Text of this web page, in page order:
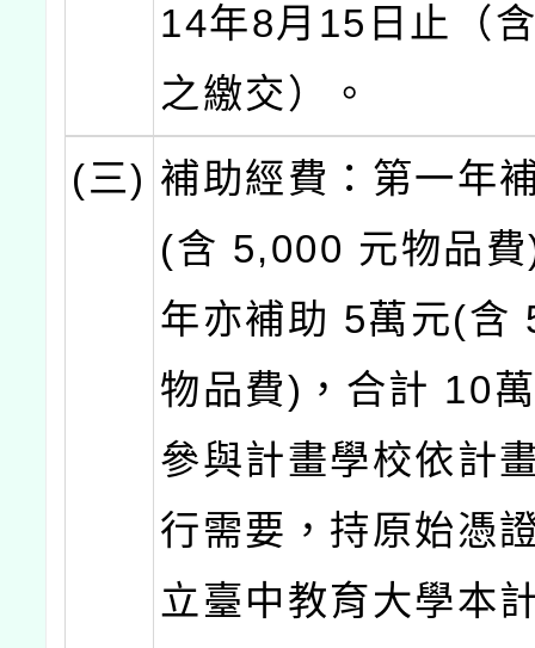
14年8月15日止（
之繳交）。
(三) 補助經費：第一年
(含 5,000 元物品
年亦補助 5萬元(含
物品費)，合計 10
參與計畫學校依計
行需要，持原始憑
立臺中教育大學本